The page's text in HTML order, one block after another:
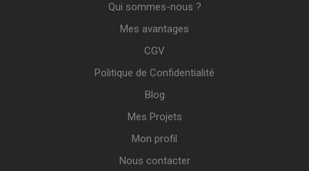
Qui sommes-nous ?
Mes avantages
CGV
Politique de Confidentialité
Blog
Mes Projets
Mon profil
Nous contacter